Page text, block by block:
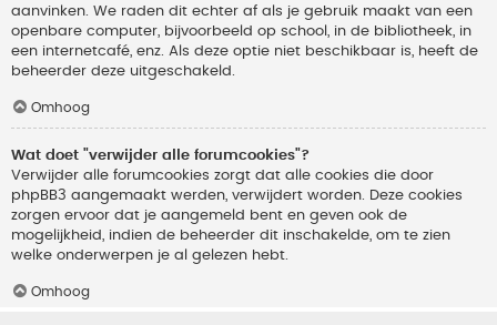
aanvinken. We raden dit echter af als je gebruik maakt van een
openbare computer, bijvoorbeeld op school, in de bibliotheek, in
een internetcafé, enz. Als deze optie niet beschikbaar is, heeft de
beheerder deze uitgeschakeld.
Omhoog
Wat doet "verwijder alle forumcookies"?
Verwijder alle forumcookies zorgt dat alle cookies die door
phpBB3 aangemaakt werden, verwijdert worden. Deze cookies
zorgen ervoor dat je aangemeld bent en geven ook de
mogelijkheid, indien de beheerder dit inschakelde, om te zien
welke onderwerpen je al gelezen hebt.
Omhoog